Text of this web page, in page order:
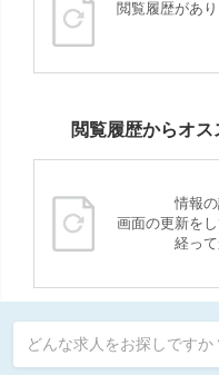
閲覧履歴があ
閲覧履歴からオ
情報
画面の更新を
経っ
どんな求人をお探しですか